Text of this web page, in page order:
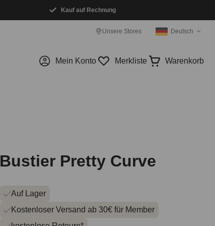
Kauf auf Rechnung
Unsere Stores Deutsch
Mein Konto Merkliste Warenkorb
Bustier Pretty Curve
Auf Lager
Kostenloser Versand ab 30€ für Member